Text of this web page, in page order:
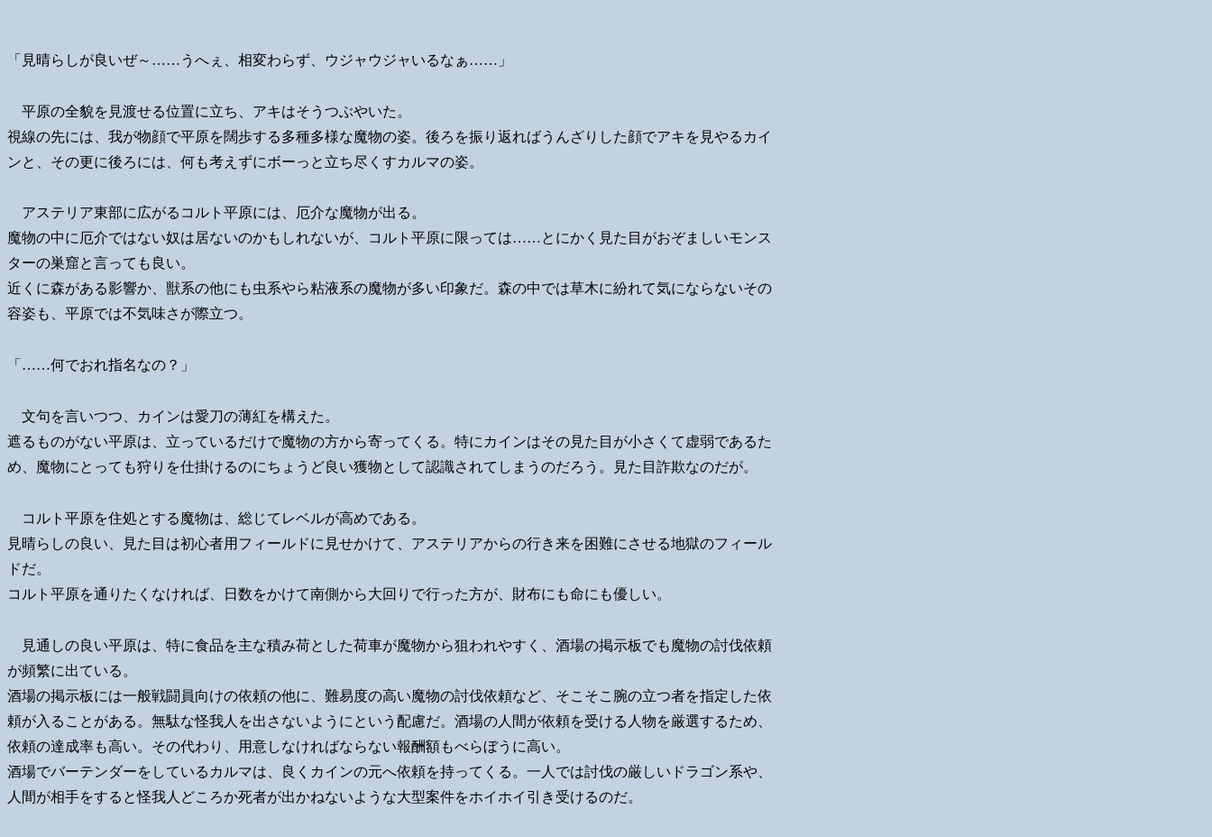
「見晴らしが良いぜ～……うへぇ、相変わらず、ウジャウジャいるなぁ……」
平原の全貌を見渡せる位置に立ち、アキはそうつぶやいた。
視線の先には、我が物顔で平原を闊歩する多種多様な魔物の姿。後ろを振り返ればうんざりした顔でアキを見やるカイ
ンと、その更に後ろには、何も考えずにボーっと立ち尽くすカルマの姿。
アステリア東部に広がるコルト平原には、厄介な魔物が出る。
魔物の中に厄介ではない奴は居ないのかもしれないが、コルト平原に限っては……とにかく見た目がおぞましいモンス
ターの巣窟と言っても良い。
近くに森がある影響か、獣系の他にも虫系やら粘液系の魔物が多い印象だ。森の中では草木に紛れて気にならないその
容姿も、平原では不気味さが際立つ。
「……何でおれ指名なの？」
文句を言いつつ、カインは愛刀の薄紅を構えた。
遮るものがない平原は、立っているだけで魔物の方から寄ってくる。特にカインはその見た目が小さくて虚弱であるた
め、魔物にとっても狩りを仕掛けるのにちょうど良い獲物として認識されてしまうのだろう。見た目詐欺なのだが。
コルト平原を住処とする魔物は、総じてレベルが高めである。
見晴らしの良い、見た目は初心者用フィールドに見せかけて、アステリアからの行き来を困難にさせる地獄のフィール
ドだ。
コルト平原を通りたくなければ、日数をかけて南側から大回りで行った方が、財布にも命にも優しい。
見通しの良い平原は、特に食品を主な積み荷とした荷車が魔物から狙われやすく、酒場の掲示板でも魔物の討伐依頼
が頻繁に出ている。
酒場の掲示板には一般戦闘員向けの依頼の他に、難易度の高い魔物の討伐依頼など、そこそこ腕の立つ者を指定した依
頼が入ることがある。無駄な怪我人を出さないようにという配慮だ。酒場の人間が依頼を受ける人物を厳選するため、
依頼の達成率も高い。その代わり、用意しなければならない報酬額もべらぼうに高い。
酒場でバーテンダーをしているカルマは、良くカインの元へ依頼を持ってくる。一人では討伐の厳しいドラゴン系や、
人間が相手をすると怪我人どころか死者が出かねないような大型案件をホイホイ引き受けるのだ。